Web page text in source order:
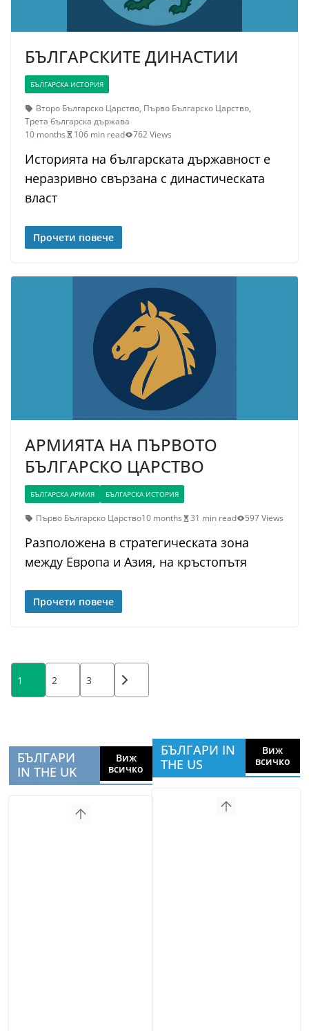
БЪЛГАРСКИТЕ ДИНАСТИИ
БЪЛГАРСКА ИСТОРИЯ
Второ Българско Царство, Първо Българско Царство,
Трета българска държава
10 months
106 min read 762 Views
Историята на българската държавност е
неразривно свързана с династическата
власт
Прочети повече
АРМИЯТА НА ПЪРВОТО
БЪЛГАРСКО ЦАРСТВО
БЪЛГАРСКА АРМИЯ БЪЛГАРСКА ИСТОРИЯ
Първо Българско Царство10 months 31 min read 597 Views
Разположена в стратегическата зона
между Европа и Азия, на кръстопътя
Прочети повече
Posts
pagination
1 2 3
БЪЛГАРИ
IN THE UK
Виж
всичко
БЪЛГАРИ IN
THE US
Виж
всичко